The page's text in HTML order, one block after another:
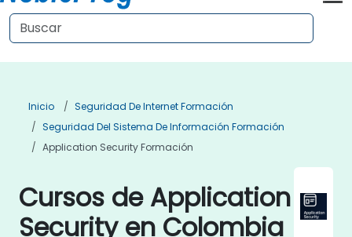
Inicio
Seguridad De Internet Formación
Seguridad Del Sistema De Información Formación
Application Security Formación
Cursos de Application
Security en Colombia